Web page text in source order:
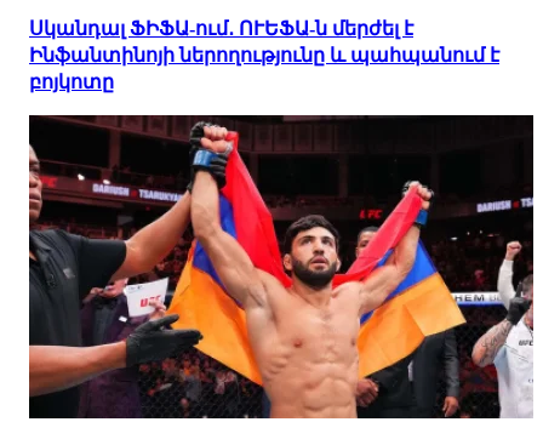
Սկանդալ ՖԻՖԱ-ում․ ՈՒԵՖԱ-ն մերժել է
Ինֆանտինոյի ներողությունը և պահպանում է
բոյկոտը